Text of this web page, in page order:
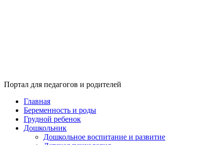
Портал для педагогов и родителей
Главная
Беременность и роды
Грудной ребенок
Дошкольник
Дошкольное воспитание и развитие